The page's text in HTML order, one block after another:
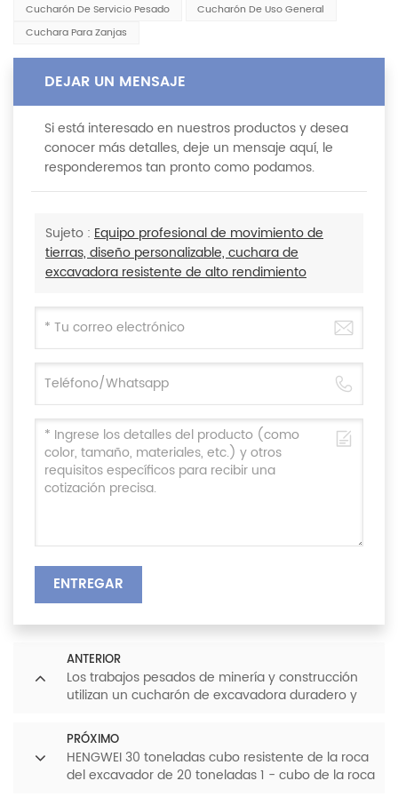
Cucharón De Servicio Pesado
Cucharón De Uso General
Cuchara Para Zanjas
DEJAR UN MENSAJE
Si está interesado en nuestros productos y desea
conocer más detalles, deje un mensaje aquí, le
responderemos tan pronto como podamos.
Sujeto : Equipo profesional de movimiento de
tierras, diseño personalizable, cuchara de
excavadora resistente de alto rendimiento
ENTREGAR
ANTERIOR
Los trabajos pesados de minería y construcción
utilizan un cucharón de excavadora duradero y
PRÓXIMO
HENGWEI 30 toneladas cubo resistente de la roca
del excavador de 20 toneladas 1 - cubo de la roca